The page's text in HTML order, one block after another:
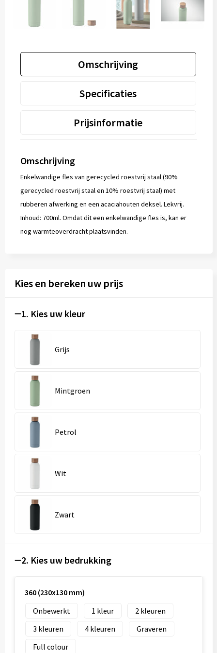
Omschrijving
Specificaties
Prijsinformatie
Omschrijving
Enkelwandige fles van gerecycled roestvrij staal (90%
gerecycled roestvrij staal en 10% roestvrij staal) met
rubberen afwerking en een acaciahouten deksel. Lekvrij.
Inhoud: 700ml. Omdat dit een enkelwandige fles is, kan er
nog warmteoverdracht plaatsvinden.
Kies en bereken uw prijs
1. Kies uw kleur
Grijs
Mintgroen
Petrol
Wit
Zwart
2. Kies uw bedrukking
360 (230x130 mm)
Onbewerkt
1
2
3
4
Graveren
Full colour